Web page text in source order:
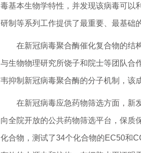
毒基本生物学特性，并发现该病毒可以
研制等系列工作提供了最重要、最基础
在新冠病毒聚合酶催化复合物的结
与生物物理研究所饶子和院士等团队合
韦抑制新冠病毒聚合酶的分子机制，该
在新冠病毒应急药物筛选方面，新
向全院开放的公共药物筛选平台，保质
化合物，测试了34个化合物的EC50和